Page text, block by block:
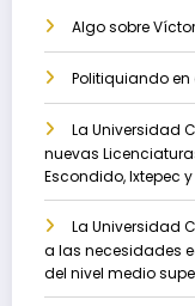
Algo sobre
Politiquiando
La Universidad
nuevas
Escondido, Ixtepec
La Universidad
a las necesidades
del nivel medio